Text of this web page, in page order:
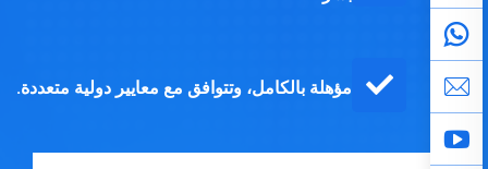
مؤهلة بالكامل، وتتوافق مع معايير دولية متعددة.